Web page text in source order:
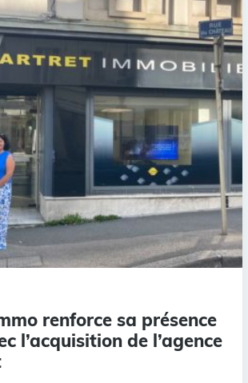
renforce sa présence
l’acquisition de l’agence